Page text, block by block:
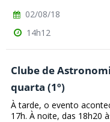
02/08/18
14h12
Clube de
quarta (1º)
À tarde, o evento
17h. À noite, das 18h20